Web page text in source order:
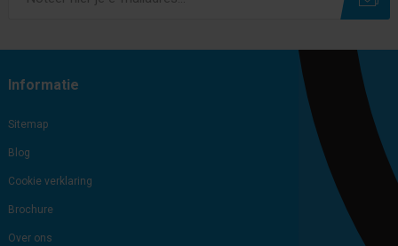
Informatie
Sitemap
Blog
Cookie verklaring
Brochure
Over ons